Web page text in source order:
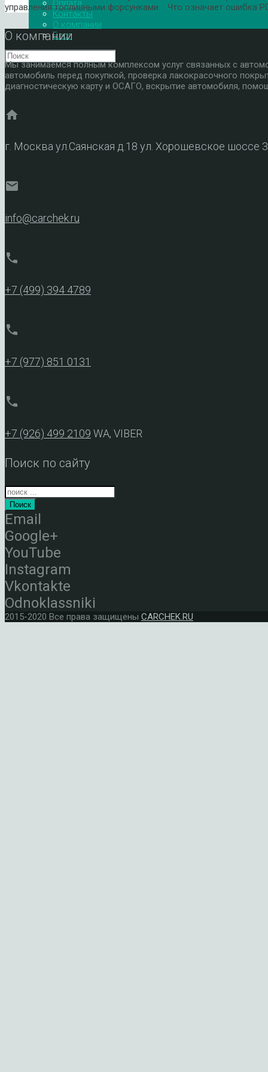
Оплата
Контакты
О компании
Блог
управления топливными форсунками. Что означает ошибка
О компании
Мы занимаемся полным комплексом услуг связанных с
автомобиль перед покупкой, проверка лакокрасочного
диагностическую карту и ОСАГО, вскрытие автомобиля,
home
г. Москва ул.Саянская д.18 ул. Хорошевское шоссе
mail
info@carchek.ru
phone
+7 (499) 394 4789
phone
+7 (977) 851 0131
phone
+7 (926) 499 2109 WA, VIBER
Поиск по сайту
Поиск
Email
Google+
YouTube
Instagram
Vkontakte
Odnoklassniki
2015-2020 Все права защищены CARCHEK.RU